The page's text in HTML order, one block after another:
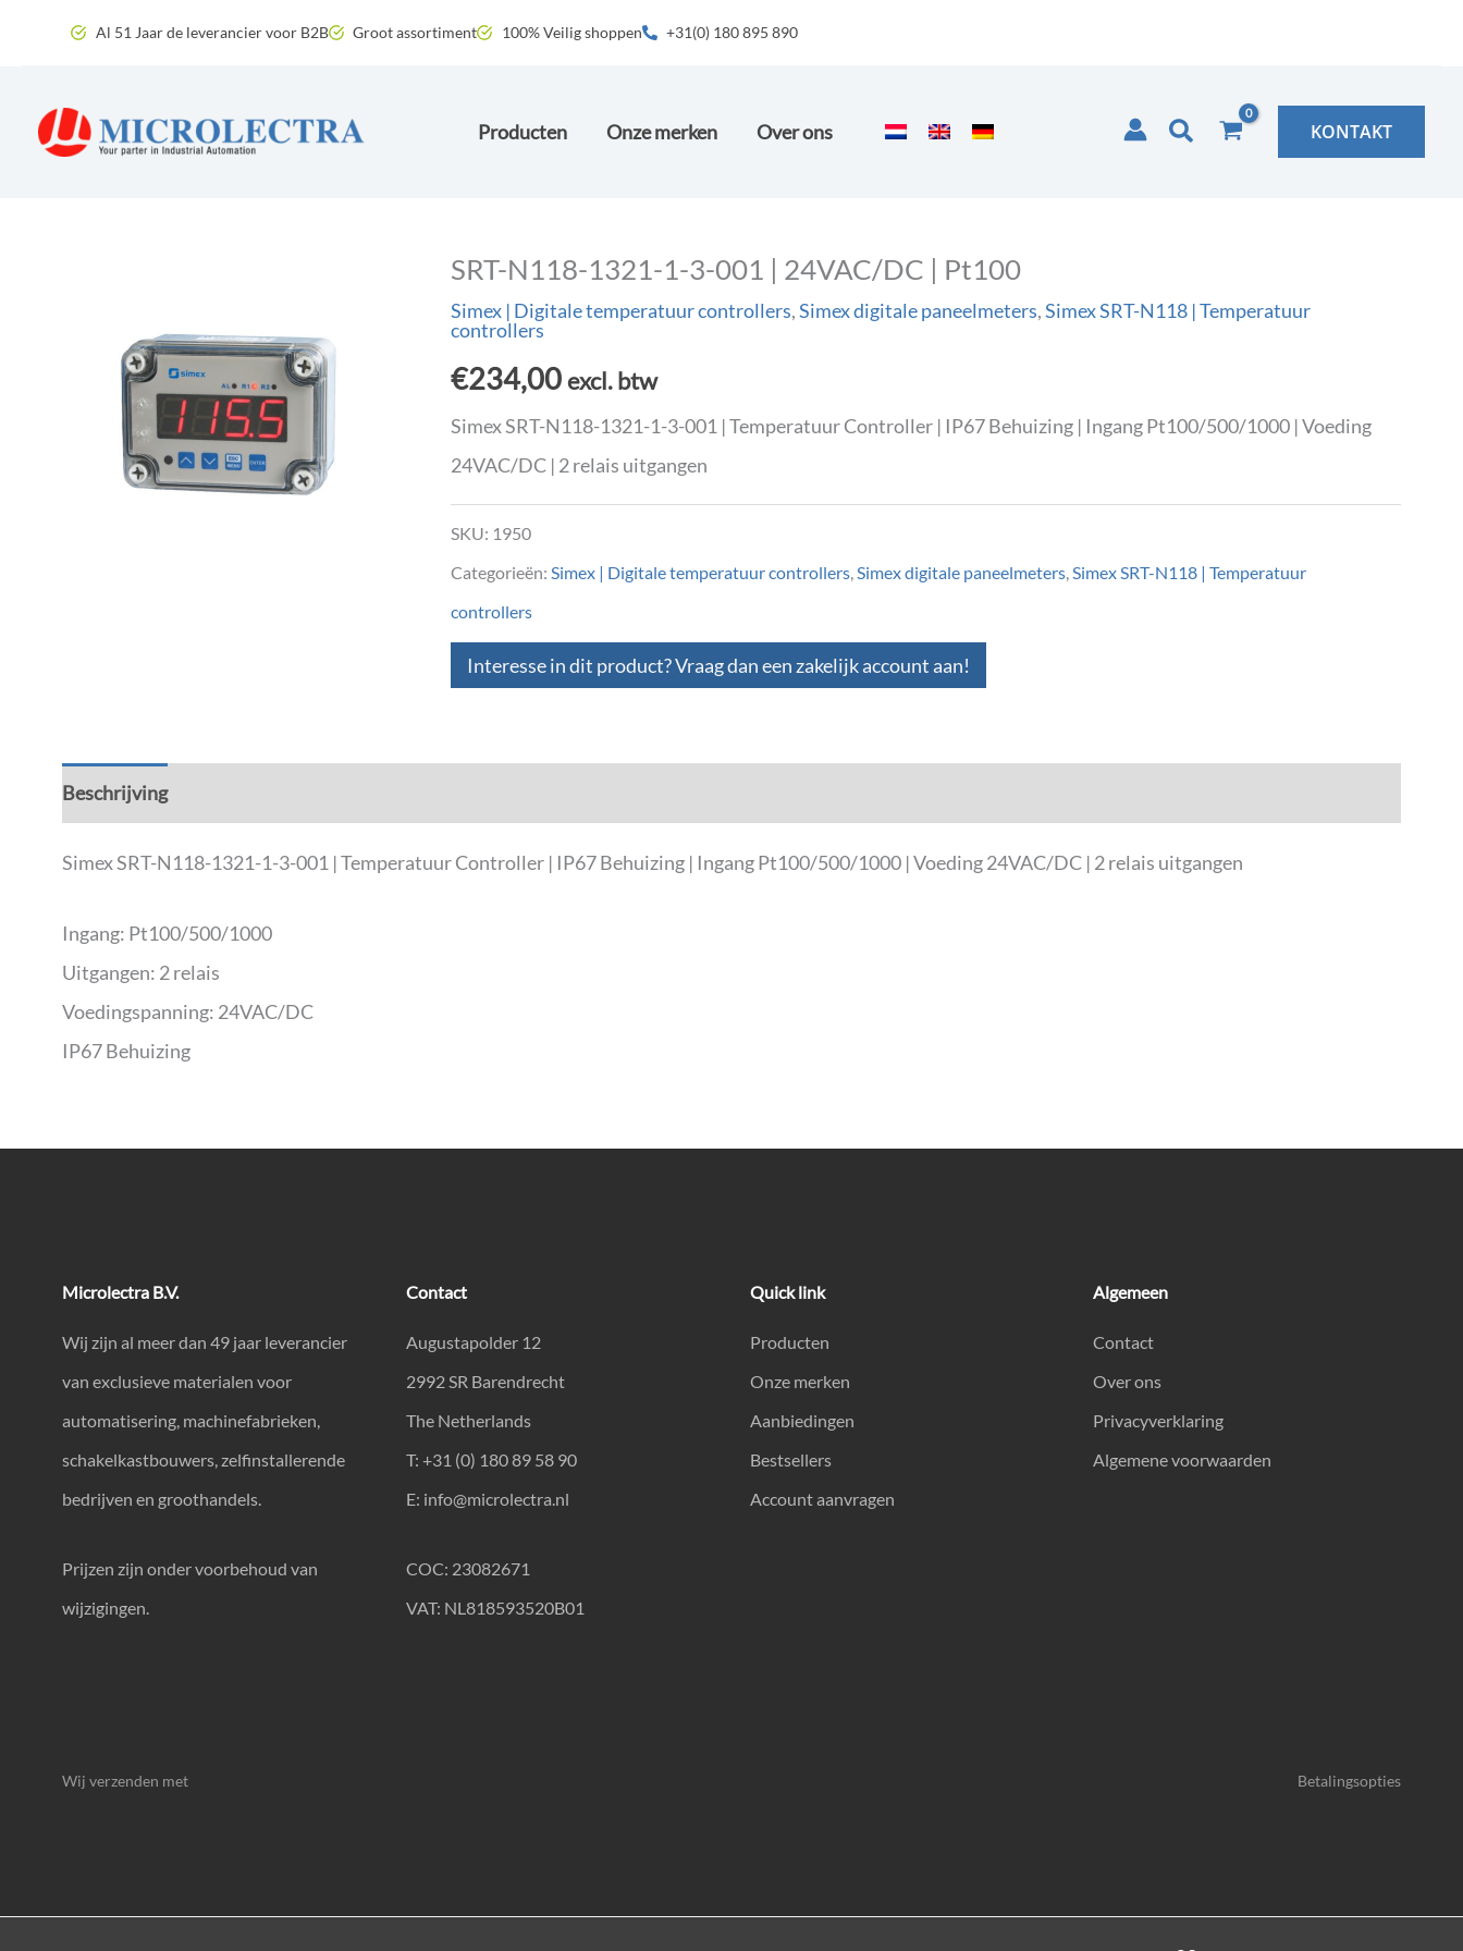
inhoud
Al 51 Jaar de leverancier voor B2B Groot assortiment 100% Veilig shoppen +31(0) 180 895 890
Producten Onze merken Over ons Zoeken KONTAKT
SRT-N118-1321-1-3-001 | 24VAC/DC | Pt100
Simex | Digitale temperatuur controllers,Simex digitale paneelmeters,Simex SRT-N118 | Temperatuur
controllers
€234,00 excl. btw
Simex SRT-N118-1321-1-3-001 | Temperatuur Controller | IP67 Behuizing | Ingang Pt100/500/1000 | Voeding
24VAC/DC | 2 relais uitgangen
SKU: 1950
Categorieën: Simex | Digitale temperatuur controllers,Simex digitale paneelmeters,Simex SRT-N118 | Temperatuur
controllers
Interesse in dit product? Vraag dan een zakelijk account aan!
Beschrijving
Simex SRT-N118-1321-1-3-001 | Temperatuur Controller | IP67 Behuizing | Ingang Pt100/500/1000 | Voeding 24VAC/DC | 2 relais uitgangen
Ingang: Pt100/500/1000
Uitgangen: 2 relais
Voedingspanning: 24VAC/DC
IP67 Behuizing
Microlectra B.V.
Wij zijn al meer dan 49 jaar leverancier
van exclusieve materialen voor
automatisering, machinefabrieken,
schakelkastbouwers, zelfinstallerende
bedrijven en groothandels.
Prijzen zijn onder voorbehoud van
wijzigingen.
Contact
Augustapolder 12
2992 SR Barendrecht
The Netherlands
T: +31 (0) 180 89 58 90
E: info@microlectra.nl
COC: 23082671
VAT: NL818593520B01
Quick link
Producten
Onze merken
Aanbiedingen
Bestsellers
Account aanvragen
Algemeen
Contact
Over ons
Privacyverklaring
Algemene voorwaarden
Wij verzenden met Betalingsopties